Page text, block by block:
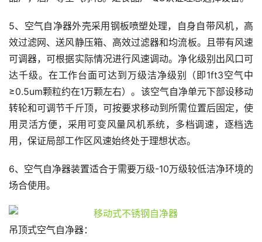
5、空气自净器外壳采用钢板喷塑处理，自身自带风机，高
效过滤网、送风静压箱、高效过滤器和均流板。且带有风速
可调器，可根据实际情况进行风速调动。净化级别出风口可
达千级。在工作台面可达到万级洁净级别（即1ft3空气中
≥0.5um颗粒约在1万颗左右）。该空气自净单元下部设移动
转轮和可调节千斤顶，可按要求移动到所需位置后固定，使
用灵活方便，采用可变风量风机系统，多档调速，逐档选
用，保证局部工作区风速始终处于理想状态。
6、空气自净器装置适合于需要万级-10万级较低洁净环境的
场合使用。
吊顶式空气自净器：